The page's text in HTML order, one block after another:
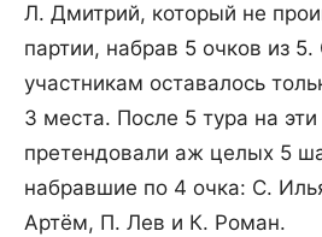
Л. Дмитрий, который не
партии, набрав 5 очков из
участникам оставалось
3 места. После 5 тура на
претендовали аж целых 5
набравшие по 4 очка: С.
Артём, П. Лев и К. Роман.